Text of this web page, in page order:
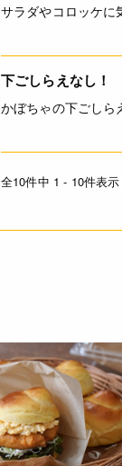
サラダやコロッケに
下ごしらえなし！
かぼちゃの下ごしら
全10件中 1 - 10件表示